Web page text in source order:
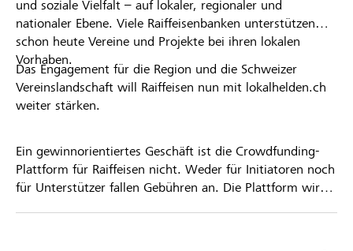
und soziale Vielfalt – auf lokaler, regionaler und
nationaler Ebene. Viele Raiffeisenbanken unterstützen
schon heute Vereine und Projekte bei ihren lokalen
Vorhaben.
Das Engagement für die Region und die Schweizer
Vereinslandschaft will Raiffeisen nun mit lokalhelden.ch
weiter stärken.
Ein gewinnorientiertes Geschäft ist die Crowdfunding-
Plattform für Raiffeisen nicht. Weder für Initiatoren noch
für Unterstützer fallen Gebühren an. Die Plattform wird